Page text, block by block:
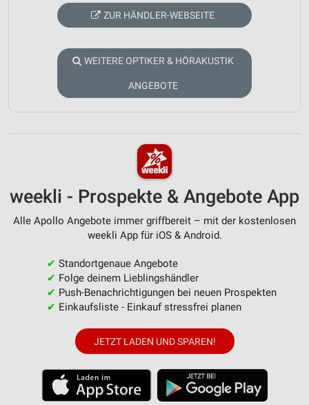
ZUR HÄNDLER-WEBSEITE
WEITERE OPTIKER & HÖRAKUSTIK
ANGEBOTE
weekli - Prospekte & Angebote App
Alle Apollo Angebote immer griffbereit – mit der kostenlosen
weekli App für iOS & Android.
✔ Standortgenaue Angebote
✔ Folge deinem Lieblingshändler
✔ Push-Benachrichtigungen bei neuen Prospekten
✔ Einkaufsliste - Einkauf stressfrei planen
JETZT LADEN UND SPAREN!